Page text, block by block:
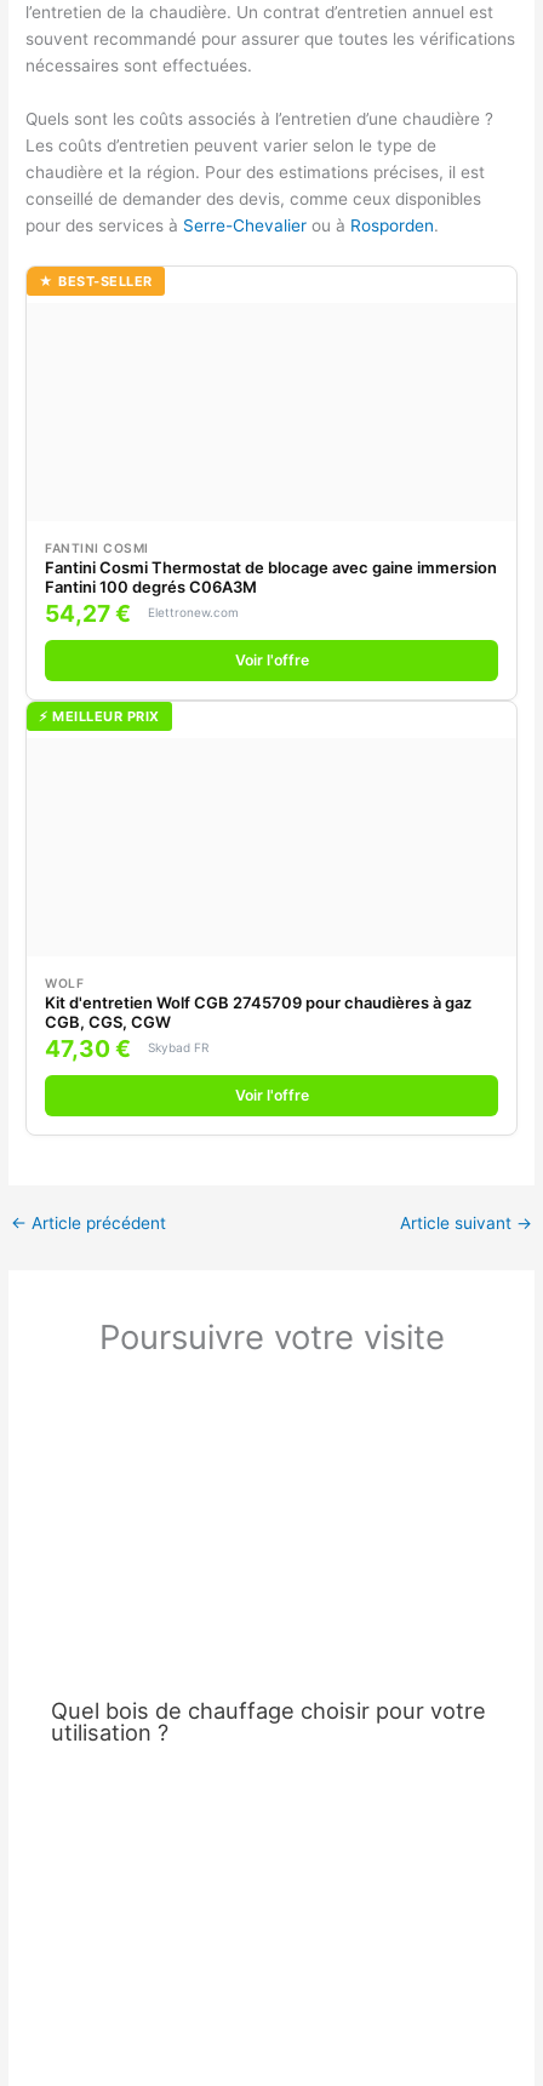
l’entretien de la chaudière. Un contrat d’entretien annuel est
souvent recommandé pour assurer que toutes les vérifications
nécessaires sont effectuées.
Quels sont les coûts associés à l’entretien d’une chaudière ?
Les coûts d’entretien peuvent varier selon le type de
chaudière et la région. Pour des estimations précises, il est
conseillé de demander des devis, comme ceux disponibles
pour des services à Serre-Chevalier ou à Rosporden.
★ BEST-SELLER
FANTINI COSMI
Fantini Cosmi Thermostat de blocage avec gaine immersion
Fantini 100 degrés C06A3M
54,27 € Elettronew.com
Voir l'offre
⚡ MEILLEUR PRIX
WOLF
Kit d'entretien Wolf CGB 2745709 pour chaudières à gaz
CGB, CGS, CGW
47,30 € Skybad FR
Voir l'offre
← Article précédent Article suivant →
Poursuivre votre visite
Quel bois de chauffage choisir pour votre
utilisation ?